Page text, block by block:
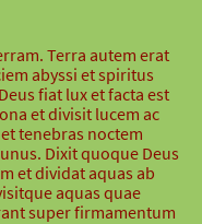
Terra autem erat
abyssi et spiritus
fiat lux et facta est
et divisit lucem ac
tenebras noctem
Dixit quoque Deus
et dividat aquas ab
aquas quae
super firmamentum